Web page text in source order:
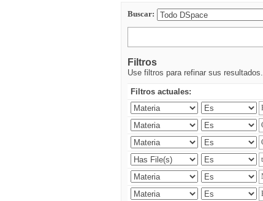
Buscar:
Filtros
Use filtros para refinar sus resultados.
Filtros actuales: